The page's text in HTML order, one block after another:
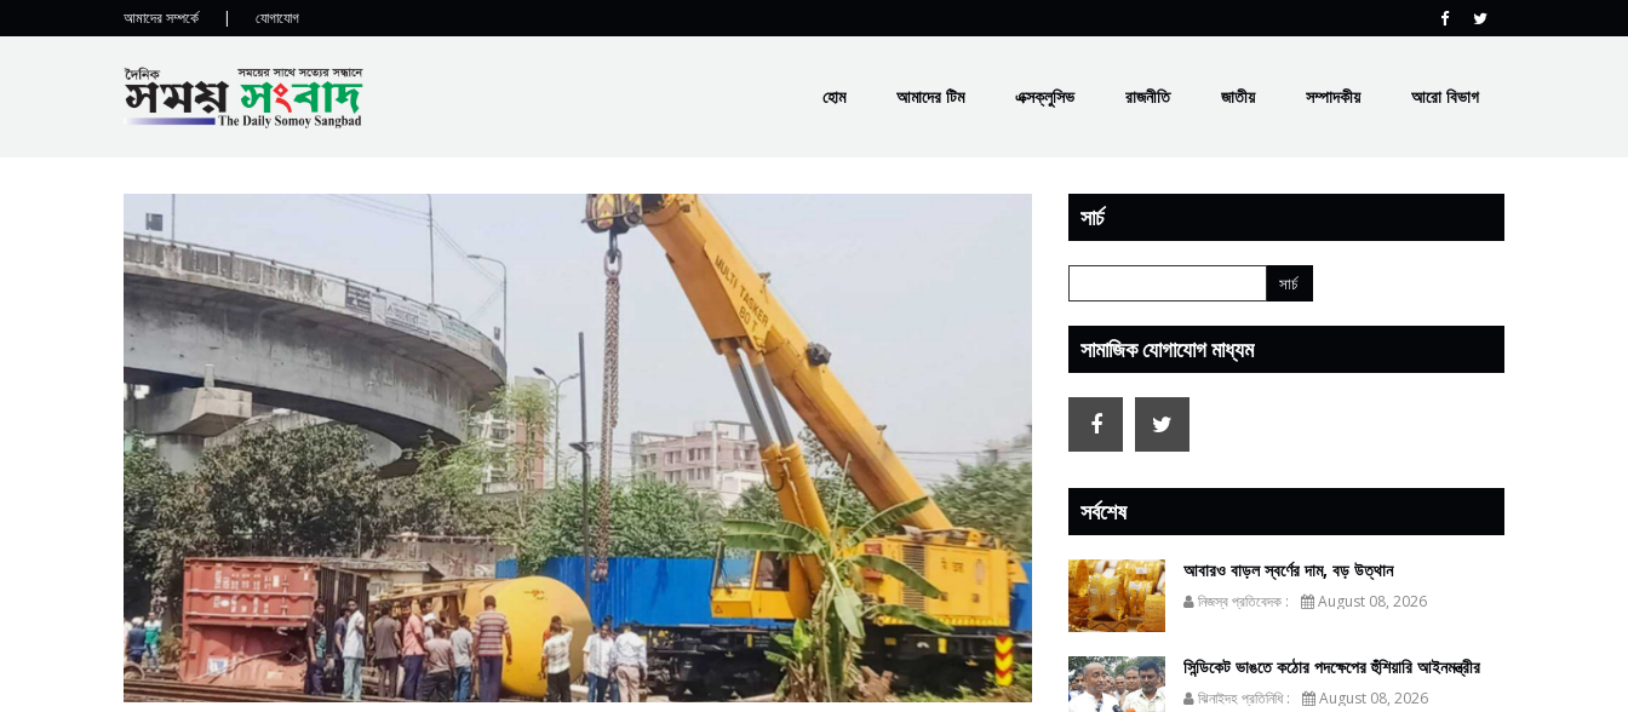
আমাদের সম্পর্কে | যোগাযোগ
হোম আমাদের টিম এক্সক্লুসিভ রাজনীতি জাতীয় সম্পাদকীয় আরো বিভাগ
সার্চ
সামাজিক যোগাযোগ মাধ্যম
সর্বশেষ
আবারও বাড়ল স্বর্ণের দাম, বড় উত্থান
নিজস্ব প্রতিবেদক : August 08, 2026
সিন্ডিকেট ভাঙতে কঠোর পদক্ষেপের হুঁশিয়ারি আইনমন্ত্রীর
ঝিনাইদহ প্রতিনিধি : August 08, 2026